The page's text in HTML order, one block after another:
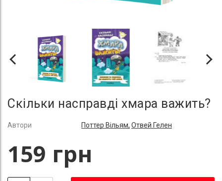
Скільки насправді хмара важить?
Автори Поттер Вільям, Отвей Гелен
159 грн